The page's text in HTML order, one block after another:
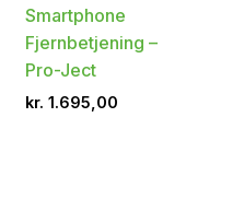
Smartphone
Fjernbetjening –
Pro-Ject
kr. 1.695,00